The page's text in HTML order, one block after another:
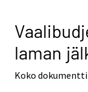
laman
Koko dokumentti